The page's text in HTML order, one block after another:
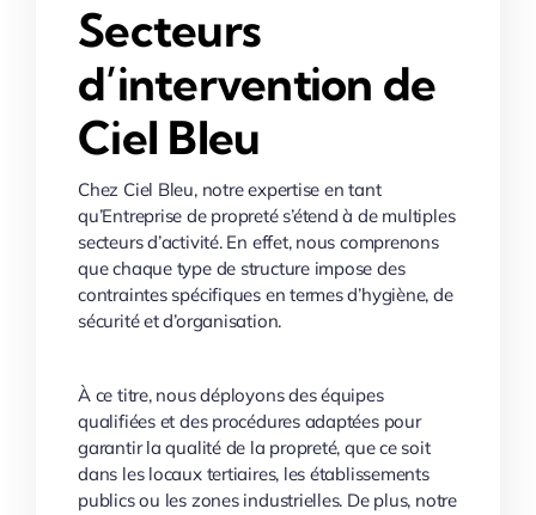
Secteurs
d’intervention de
Ciel Bleu
Chez Ciel Bleu, notre expertise en tant
qu’Entreprise de propreté s’étend à de multiples
secteurs d’activité. En effet, nous comprenons
que chaque type de structure impose des
contraintes spécifiques en termes d’hygiène, de
sécurité et d’organisation.
À ce titre, nous déployons des équipes
qualifiées et des procédures adaptées pour
garantir la qualité de la propreté, que ce soit
dans les locaux tertiaires, les établissements
publics ou les zones industrielles. De plus, notre